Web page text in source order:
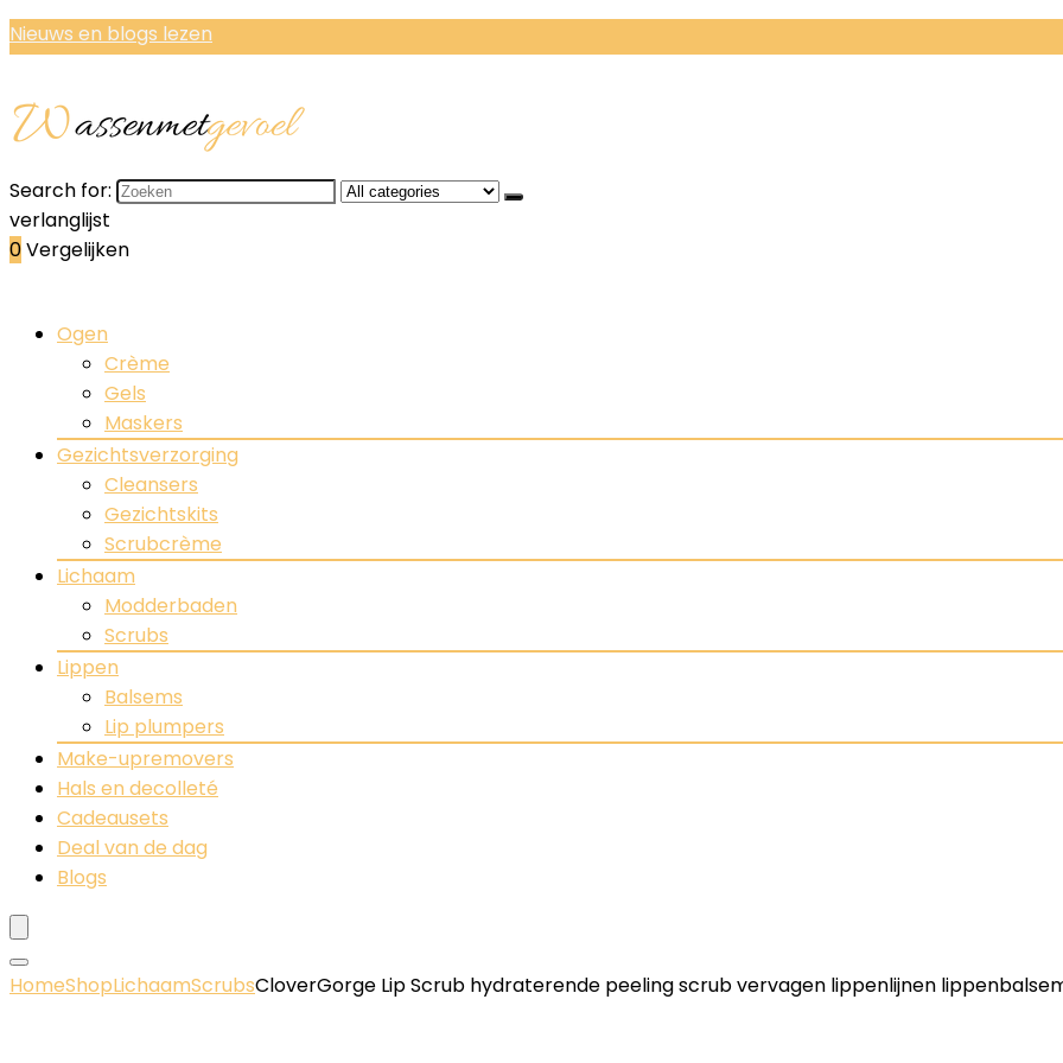
Nieuws en blogs lezen
Search for:
verlanglijst
0Vergelijken
Ogen
Crème
Gels
Maskers
Gezichtsverzorging
Cleansers
Gezichtskits
Scrubcrème
Lichaam
Modderbaden
Scrubs
Lippen
Balsems
Lip plumpers
Make-upremovers
Hals en decolleté
Cadeausets
Deal van de dag
Blogs
HomeShopLichaamScrubsCloverGorge Lip Scrub hydraterende peeling scrub vervagen lippenlijnen